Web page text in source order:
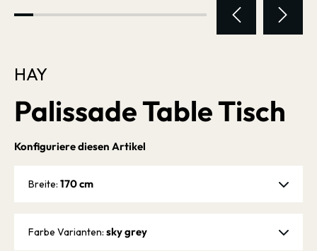
HAY
Palissade Table Tisch
Konfiguriere diesen Artikel
Breite: 170 cm
Farbe Varianten: sky grey